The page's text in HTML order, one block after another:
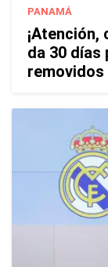
PANAMÁ
da 30 días